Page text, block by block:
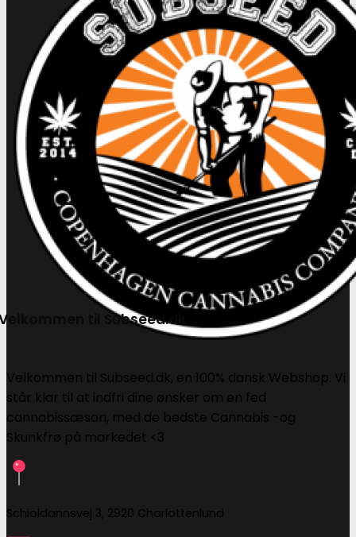
til Subseed.dk
Velkommen til Subseed.dk, en 100% dansk Webshop. Vi
står klar til at indfri dine ønsker om en fed
cannabissæson, med de bedste Cannabis -og
Skunkfrø på markedet <3
Schioldannsvej 3, 2920 Charlottenlund